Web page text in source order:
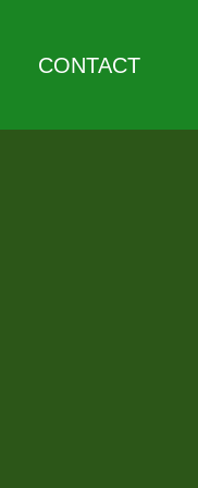
CONTACT